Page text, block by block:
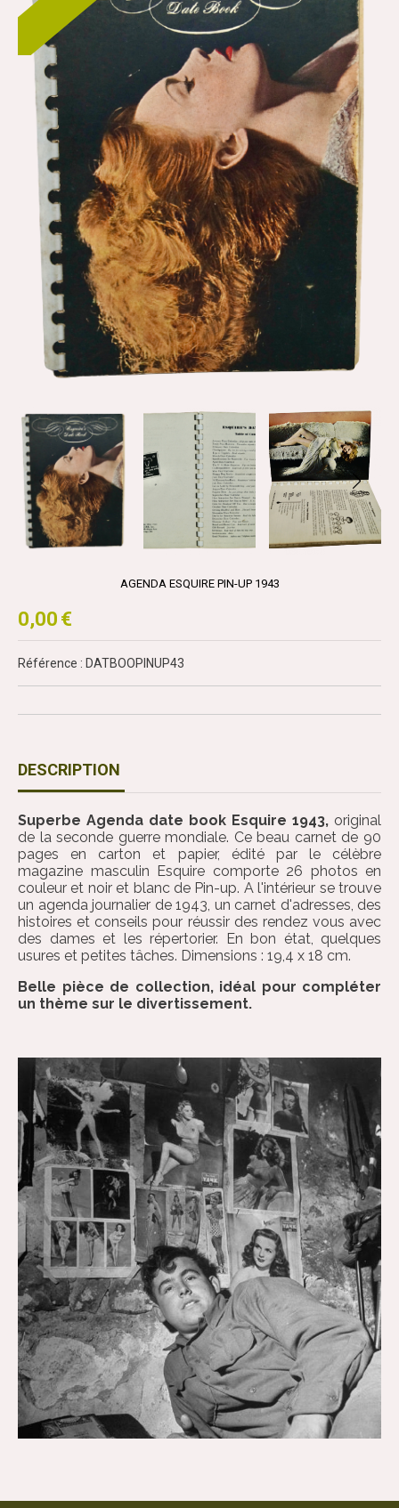
AGENDA ESQUIRE PIN-UP 1943
0,00 €
Référence : DATBOOPINUP43
DESCRIPTION
Superbe Agenda date book Esquire 1943, original
de la seconde guerre mondiale. Ce beau carnet de 90
pages en carton et papier, édité par le célèbre
magazine masculin Esquire comporte 26 photos en
couleur et noir et blanc de Pin-up. A l'intérieur se trouve
un agenda journalier de 1943, un carnet d'adresses, des
histoires et conseils pour réussir des rendez vous avec
des dames et les répertorier. En bon état, quelques
usures et petites tâches. Dimensions : 19,4 x 18 cm.
Belle pièce de collection, idéal pour compléter
un thème sur le divertissement.